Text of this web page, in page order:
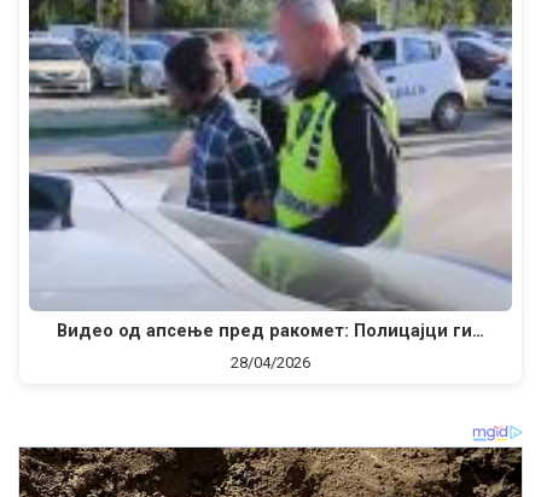
Видео од апсење пред ракомет: Полицајци ги…
28/04/2026